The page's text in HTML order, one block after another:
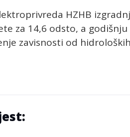
HZHB
za 14,6 odsto, a
zavisnosti od